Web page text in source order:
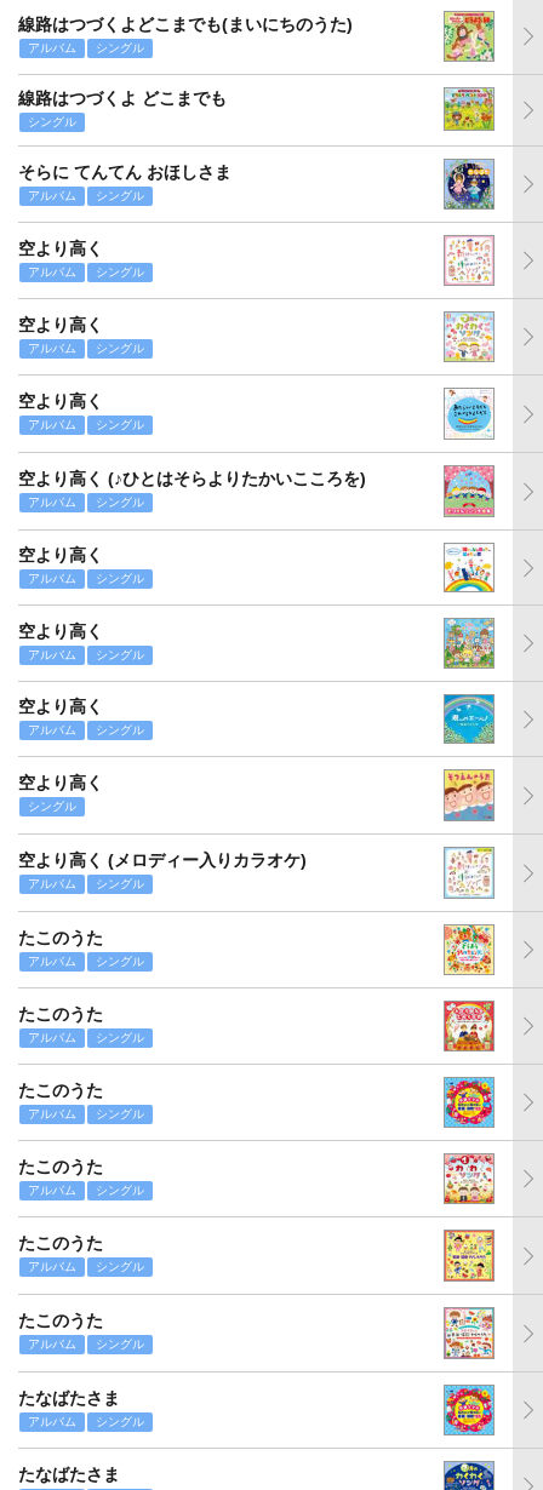
線路はつづくよどこまでも(まいにちのうた)
アルバム シングル
線路はつづくよ どこまでも
シングル
そらに てんてん おほしさま
アルバム シングル
空より高く
アルバム シングル
空より高く
アルバム シングル
空より高く
アルバム シングル
空より高く (♪ひとはそらよりたかいこころを)
アルバム シングル
空より高く
アルバム シングル
空より高く
アルバム シングル
空より高く
アルバム シングル
空より高く
シングル
空より高く (メロディー入りカラオケ)
アルバム シングル
たこのうた
アルバム シングル
たこのうた
アルバム シングル
たこのうた
アルバム シングル
たこのうた
アルバム シングル
たこのうた
アルバム シングル
たこのうた
アルバム シングル
たなばたさま
アルバム シングル
たなばたさま